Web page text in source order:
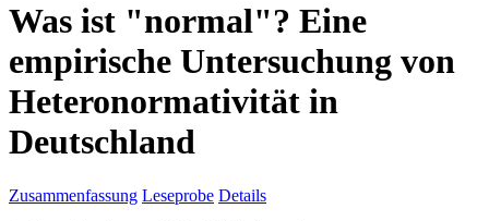
Was ist "normal"? Eine
empirische Untersuchung von
Heteronormativität in
Deutschland
Zusammenfassung Leseprobe Details